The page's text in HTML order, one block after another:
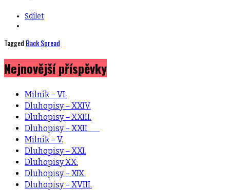
Sdílet
Tagged Back Spread
Nejnovější příspěvky
Milník – VI.
Dluhopisy – XXIV.
Dluhopisy – XXIII.
Dluhopisy – XXII.
Milník – V.
Dluhopisy – XXI.
Dluhopisy XX.
Dluhopisy – XIX.
Dluhopisy – XVIII.